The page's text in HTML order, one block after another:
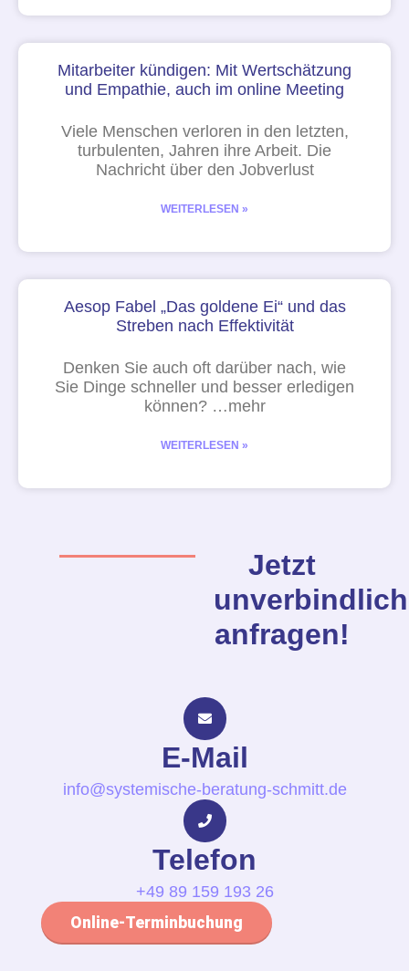
Mitarbeiter kündigen: Mit Wertschätzung
und Empathie, auch im online Meeting
Viele Menschen verloren in den letzten,
turbulenten, Jahren ihre Arbeit. Die
Nachricht über den Jobverlust
WEITERLESEN »
Aesop Fabel „Das goldene Ei“ und das
Streben nach Effektivität
Denken Sie auch oft darüber nach, wie
Sie Dinge schneller und besser erledigen
können? …mehr
WEITERLESEN »
Jetzt
unverbindlich
anfragen!
E-Mail
info@systemische-beratung-schmitt.de
Telefon
+49 89 159 193 26
Online-Terminbuchung